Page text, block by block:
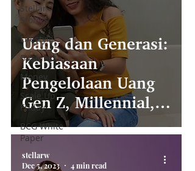
Stellar
Stories
Lifestyle
Business
Money
Scale Up
Friday
BCG White
Paper
Uang dan Generasi:
Kebiasaan
Pengelolaan Uang
Gen Z, Millennial,
dan Generasi X
Menurut Ahli
stellarw
Dec 5, 2023
4 min read